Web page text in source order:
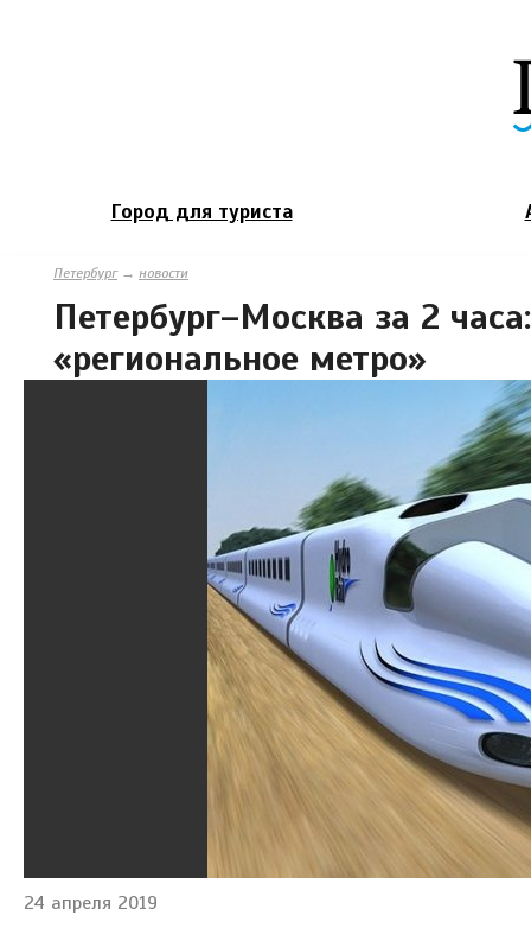
Город для туриста
Петербург→ новости
Петербург–Москва за 2
«региональное метро»
24 апреля 2019